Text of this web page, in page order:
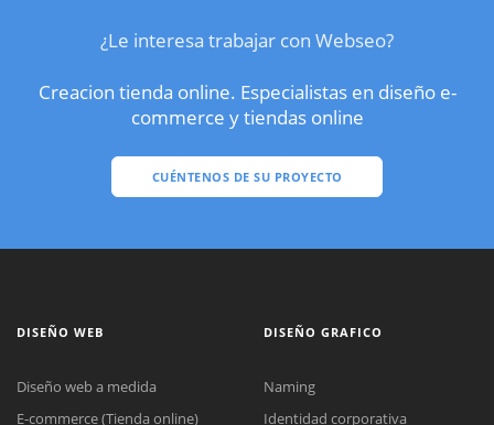
¿Le interesa trabajar con Webseo?
Creacion tienda online. Especialistas en diseño e-
commerce y tiendas online
CUÉNTENOS DE SU PROYECTO
DISEÑO WEB
Diseño web a medida
E-commerce (Tienda online)
DISEÑO GRAFICO
Naming
Identidad corporativa